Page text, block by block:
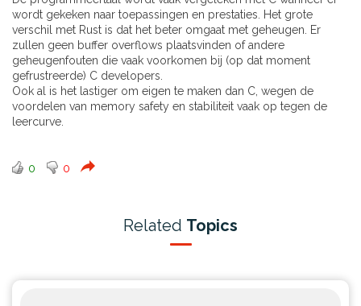
wordt gekeken naar toepassingen en prestaties. Het grote
verschil met Rust is dat het beter omgaat met geheugen. Er
zullen geen buffer overflows plaatsvinden of andere
geheugenfouten die vaak voorkomen bij (op dat moment
gefrustreerde) C developers.
Ook al is het lastiger om eigen te maken dan C, wegen de
voordelen van memory safety en stabiliteit vaak op tegen de
leercurve.
0 0
Related Topics